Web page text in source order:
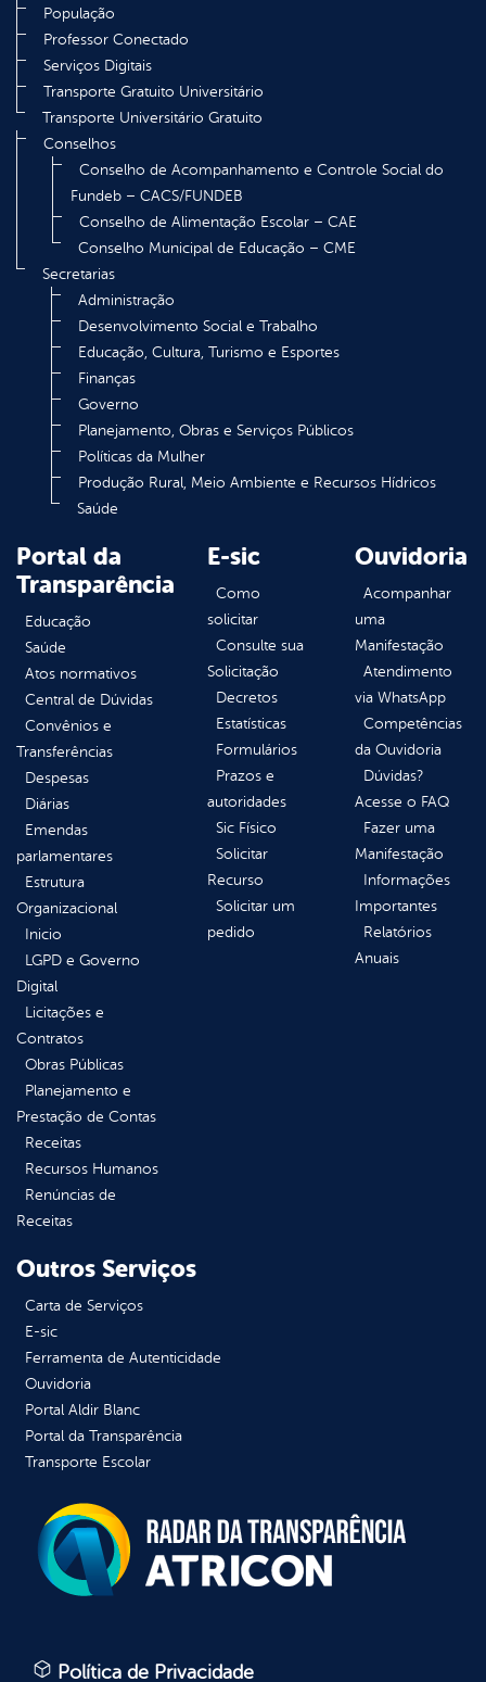
População
Professor Conectado
Serviços Digitais
Transporte Gratuito Universitário
Transporte Universitário Gratuito
Conselhos
Conselho de Acompanhamento e Controle Social do
Fundeb – CACS/FUNDEB
Conselho de Alimentação Escolar – CAE
Conselho Municipal de Educação – CME
Secretarias
Administração
Desenvolvimento Social e Trabalho
Educação, Cultura, Turismo e Esportes
Finanças
Governo
Planejamento, Obras e Serviços Públicos
Políticas da Mulher
Produção Rural, Meio Ambiente e Recursos Hídricos
Saúde
Portal da
Transparência
Educação
Saúde
Atos normativos
Central de Dúvidas
Convênios e
Transferências
Despesas
Diárias
Emendas
parlamentares
Estrutura
Organizacional
Inicio
LGPD e Governo
Digital
Licitações e
Contratos
Obras Públicas
Planejamento e
Prestação de Contas
Receitas
Recursos Humanos
Renúncias de
Receitas
E-sic
Como
solicitar
Consulte sua
Solicitação
Decretos
Estatísticas
Formulários
Prazos e
autoridades
Sic Físico
Solicitar
Recurso
Solicitar um
pedido
Ouvidoria
Acompanhar
uma
Manifestação
Atendimento
via WhatsApp
Competências
da Ouvidoria
Dúvidas?
Acesse o FAQ
Fazer uma
Manifestação
Informações
Importantes
Relatórios
Anuais
Outros Serviços
Carta de Serviços
E-sic
Ferramenta de Autenticidade
Ouvidoria
Portal Aldir Blanc
Portal da Transparência
Transporte Escolar
Política de Privacidade